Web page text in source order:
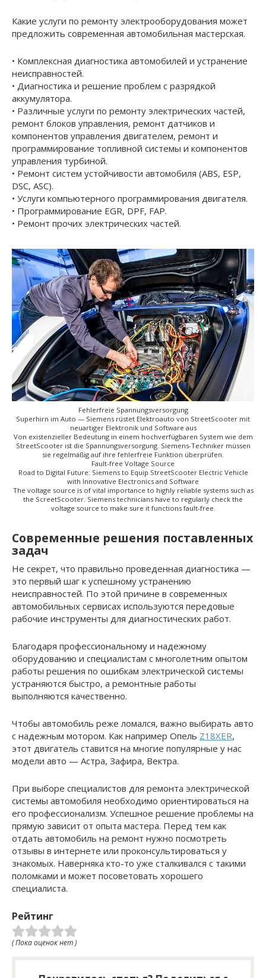
Какие услуги по ремонту электрооборудования может
предложить современная автомобильная мастерская.
• Комплексная диагностика автомобилей и устранение
неисправностей.
• Диагностика и решение проблем с разрядкой
аккумулятора.
• Различные услуги по ремонту электрических частей,
ремонт блоков управления, ремонт датчиков и
компонентов управления двигателем, ремонт и
программирование топливной системы и компонентов
управления турбиной.
• Ремонт систем устойчивости автомобиля (ABS, ESP,
DSC, ASC).
• Услуги компьютерного программирования двигателя.
• Программирование EGR, DPF, FAP.
• Ремонт прочих электрических частей.
Fehlerfreie Spannungsversorgung
Superhirn im Auto — Siemens rüstet Elektroauto von StreetScooter mit
neuartiger Elektronik und Software aus
Von existenzieller Bedeutung in einem hochverfügbaren System wie dem
StreetScooter ist die Spannungsversorgung. Siemens-Techniker müssen
sie regelmäßig auf ihre fehlerfreie Funktion überprüfen.
Fault-free Voltage Source
Road to Digital Future: Siemens to Equip StreetScooter Electric Vehicle
with Innovative Electronics and Software
The voltage source is of vital importance to highly reliable systems such as
the ScreetScooter. Siemens technicians have to regularly check the
voltage source to make sure it functions fault-free.
Современные решения поставленных
задач
Не секрет, что правильно проведенная диагностика —
это первый шаг к успешному устранению
неисправностей. По этой причине в современных
автомобильных сервисах используются передовые
рабочие инструменты для диагностических работ.
Благодаря профессиональному и надежному
оборудованию и специалистам с многолетним опытом
работы решения по ошибкам электрической системы
устраняются быстро, а ремонтные работы
выполняются качественно.
Чтобы автомобиль реже ломался, важно выбирать авто
с надежным мотором. Как например Опель Z18XER,
этот двигатель ставится на многие популярные у нас
модели авто — Астра, Зафира, Вектра.
При выборе специалистов для ремонта электрической
системы автомобиля необходимо ориентироваться на
его профессионализм. Успешное решение проблемы на
прямую зависит от опыта мастера. Перед тем как
отдать автомобиль на ремонт нужно посмотреть
отзывы в интернете или проконсультироваться у
знакомых. Наверняка кто-то уже сталкивался с такими
поломками и может посоветовать хорошего
специалиста.
Рейтинг
( Пока оценок нет )